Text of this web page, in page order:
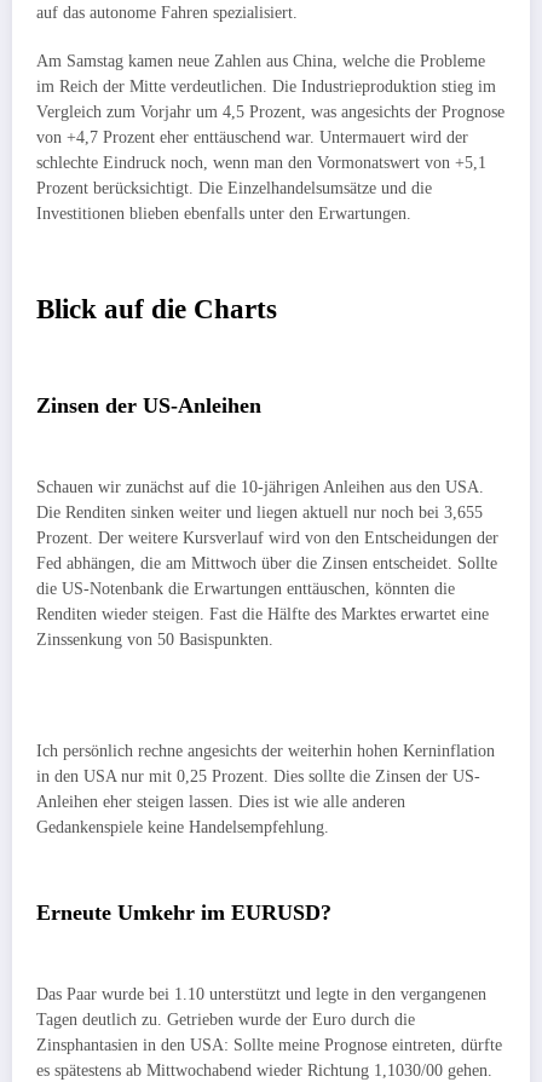
auf das autonome Fahren spezialisiert.
Am Samstag kamen neue Zahlen aus China, welche die Probleme
im Reich der Mitte verdeutlichen. Die Industrieproduktion stieg im
Vergleich zum Vorjahr um 4,5 Prozent, was angesichts der Prognose
von +4,7 Prozent eher enttäuschend war. Untermauert wird der
schlechte Eindruck noch, wenn man den Vormonatswert von +5,1
Prozent berücksichtigt. Die Einzelhandelsumsätze und die
Investitionen blieben ebenfalls unter den Erwartungen.
Blick auf die Charts
Zinsen der US-Anleihen
Schauen wir zunächst auf die 10-jährigen Anleihen aus den USA.
Die Renditen sinken weiter und liegen aktuell nur noch bei 3,655
Prozent. Der weitere Kursverlauf wird von den Entscheidungen der
Fed abhängen, die am Mittwoch über die Zinsen entscheidet. Sollte
die US-Notenbank die Erwartungen enttäuschen, könnten die
Renditen wieder steigen. Fast die Hälfte des Marktes erwartet eine
Zinssenkung von 50 Basispunkten.
Ich persönlich rechne angesichts der weiterhin hohen Kerninflation
in den USA nur mit 0,25 Prozent. Dies sollte die Zinsen der US-
Anleihen eher steigen lassen. Dies ist wie alle anderen
Gedankenspiele keine Handelsempfehlung.
Erneute Umkehr im EURUSD?
Das Paar wurde bei 1.10 unterstützt und legte in den vergangenen
Tagen deutlich zu. Getrieben wurde der Euro durch die
Zinsphantasien in den USA: Sollte meine Prognose eintreten, dürfte
es spätestens ab Mittwochabend wieder Richtung 1,1030/00 gehen.